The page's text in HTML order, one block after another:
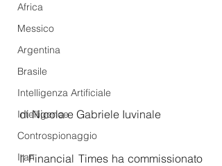
Africa
Messico
Argentina
Brasile
Intelligenza Artificiale
Intelligence
Controspionaggio
Iran
di Nicola e Gabriele Iuvinale
Il Financial Times ha commissionato